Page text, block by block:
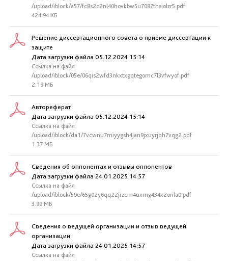
/upload/iblock/a57/fc8s2c2nl40hovkbw5u7087thsiolzr5.pdf
424.94 КБ
Решение диссертационного совета о приёме диссертации к
защите
Дата загрузки файла 05.12.2024 15:14
Ссылка на файл
/upload/iblock/05e/06qis2wfd3nkxtxgqtegomc7l3vfwyof.pdf
2.19 МБ
Автореферат
Дата загрузки файла 05.12.2024 15:14
Ссылка на файл
/upload/iblock/da1/7vcwnu7miyygsh4jan9jxuyrjqh7vqg2.pdf
1.37 МБ
Сведения об оппонентах и отзывы оппонентов
Дата загрузки файла 24.01.2025 14:57
Ссылка на файл
/upload/iblock/59e/65g02y6qq22jrzcm4uxrng434x2onla0.pdf
3.99 МБ
Сведения о ведущей организации и отзыв ведущей
организации
Дата загрузки файла 24.01.2025 14:57
Ссылка на файл